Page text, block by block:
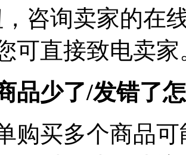
，咨询卖家的在
可直接致电卖家
品少了/发错了
购买多个商品